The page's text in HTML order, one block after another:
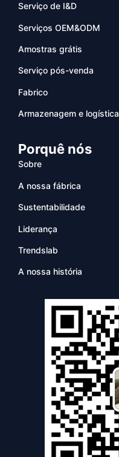
Serviço de I&D
Serviços OEM&ODM
Amostras grátis
Serviço pós-venda
Fabrico
Armazenagem e logística
Porquê nós
Sobre
A nossa fábrica
Sustentabilidade
Liderança
Trendslab
A nossa história